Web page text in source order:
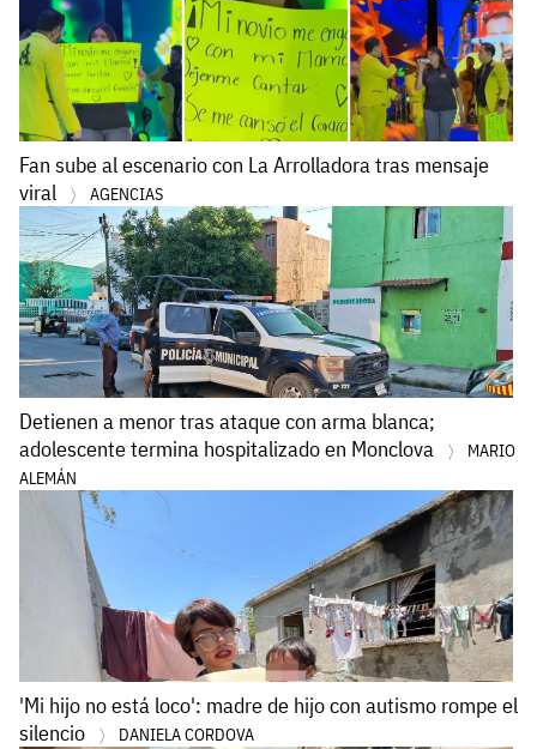
Fan sube al escenario con La Arrolladora tras mensaje
viral
AGENCIAS
Detienen a menor tras ataque con arma blanca;
adolescente termina hospitalizado en Monclova
MARIO
ALEMÁN
'Mi hijo no está loco': madre de hijo con autismo rompe el
silencio
DANIELA CORDOVA